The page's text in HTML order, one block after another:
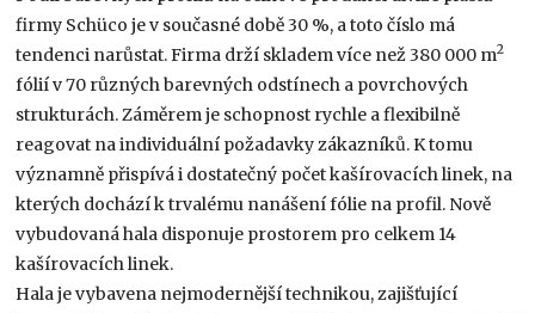
firmy Schüco je v současné době 30 %, a toto číslo má
tendenci narůstat. Firma drží skladem více než 380 000 m2
fólií v 70 různých barevných odstínech a povrchových
strukturách. Záměrem je schopnost rychle a flexibilně
reagovat na individuální požadavky zákazníků. K tomu
významně přispívá i dostatečný počet kašírovacích linek, na
kterých dochází k trvalému nanášení fólie na profil. Nově
vybudovaná hala disponuje prostorem pro celkem 14
kašírovacích linek.
Hala je vybavena nejmodernější technikou, zajišťující